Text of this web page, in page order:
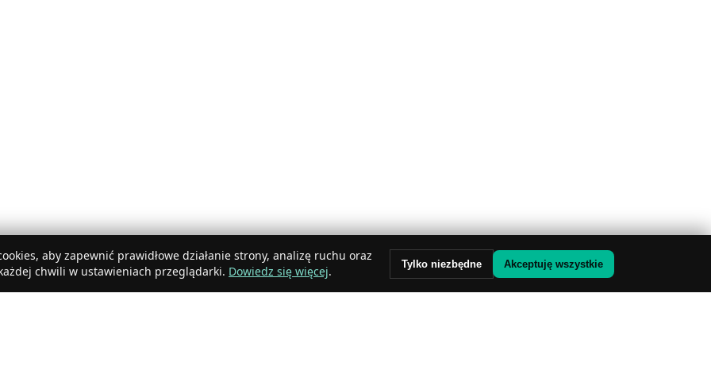
aby zapewnić prawidłowe działanie strony, analizę ruchu oraz
chwili w ustawieniach przeglądarki. Dowiedz się więcej. Tylko niezbędne Akceptuję wszystkie